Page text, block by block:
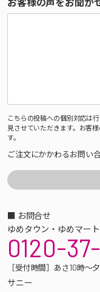
こちらの投稿への個別対応は
見させていただきます。お客
す。
ご注文にかかわるお問い
■ お問合せ
ゆめタウン・ゆめマー
0120-
［受付時間］あさ10時～
サニー